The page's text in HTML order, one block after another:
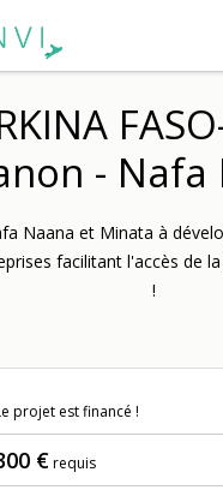
- Nafa
Naana et Minata à
facilitant l'accès de
!
projet est financé !
€requis